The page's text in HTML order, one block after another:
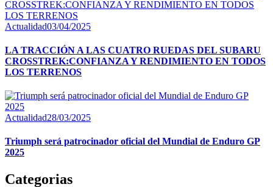
Actualidad03/04/2025
LA TRACCIÓN A LAS CUATRO RUEDAS DEL SUBARU
CROSSTREK:CONFIANZA Y RENDIMIENTO EN TODOS
LOS TERRENOS
Actualidad28/03/2025
Triumph será patrocinador oficial del Mundial de Enduro GP
2025
Categorias